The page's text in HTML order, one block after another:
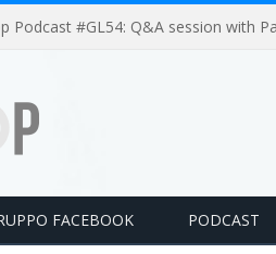
FACEBOOK PODCAST